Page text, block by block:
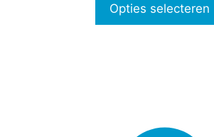
5
Opties selecteren